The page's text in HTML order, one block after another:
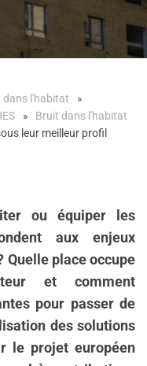
dans l'habitat
Bruit dans l'habitat
leur meilleur profil
ou équiper les
aux enjeux
Quelle place occupe
et comment
pour passer de
des solutions
le projet européen